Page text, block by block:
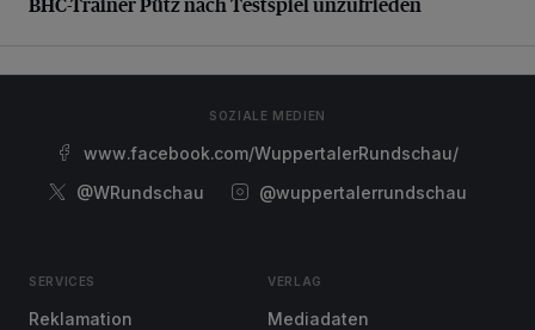
SOZIALE MEDIEN
www.facebook.com/WuppertalerRundschau/
@WRundschau
@wuppertalerrundschau
SERVICES
Reklamation
VERLAG
Mediadaten